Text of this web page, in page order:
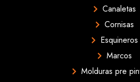
Canaletas
Cornisas
Esquineros
Marcos
Molduras pre